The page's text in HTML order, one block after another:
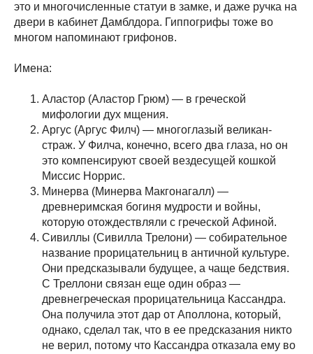
это и многочисленные статуи в замке, и даже ручка на
двери в кабинет Дамблдора. Гиппогрифы тоже во
многом напоминают грифонов.
Имена:
Аластор (Аластор Грюм) — в греческой
мифологии дух мщения.
Аргус (Аргус Филч) — многоглазый великан-
страж. У Филча, конечно, всего два глаза, но он
это компенсируют своей вездесущей кошкой
Миссис Норрис.
Минерва (Минерва Макгонагалл) —
древнеримская богиня мудрости и войны,
которую отождествляли с греческой Афиной.
Сивиллы (Сивилла Трелони) — собирательное
название прорицательниц в античной культуре.
Они предсказывали будущее, а чаще бедствия.
С Треллони связан еще один образ —
древнегреческая прорицательница Кассандра.
Она получила этот дар от Аполлона, который,
однако, сделал так, что в ее предсказания никто
не верил, потому что Кассандра отказала ему во